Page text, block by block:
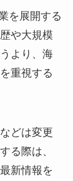
を展開する
や大規模
より、海
重視する
どは変更
る際は、
新情報を